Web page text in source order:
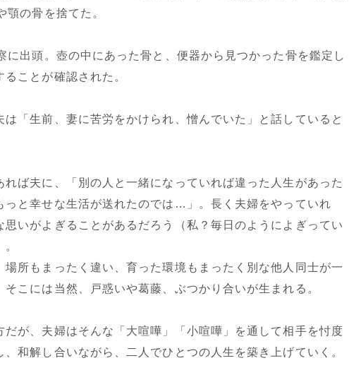
顎の骨を捨てた。
に出頭。壺の中にあった骨と、便器から見つかった骨を鑑定し
ことが確認された。
は「生前、妻に苦労をかけられ、憎んでいた」と話していると
れば夫に、「別の人と一緒になっていれば違った人生があった
と幸せな生活が送れたのでは…」。長く夫婦をやっていれ
思いがよぎることがあるだろう（私？毎日のようによぎってい
場所もまったく違い、育った環境もまったく別な他人同士が一
こには当然、戸惑いや葛藤、ぶつかり合いが生まれる。
だが、夫婦はそんな「大喧嘩」「小喧嘩」を通して相手を忖度
、和解し合いながら、二人でひとつの人生を築き上げていく。